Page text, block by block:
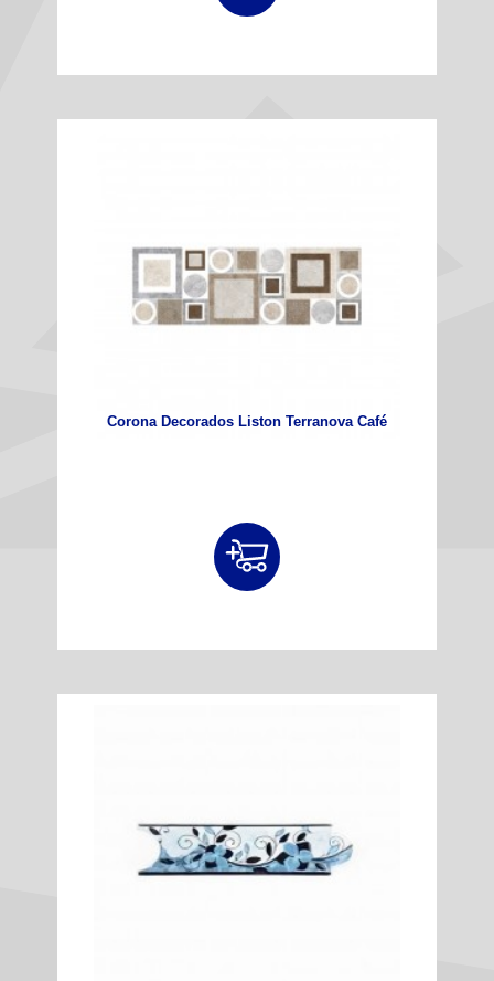
Corona Decorados Liston Terranova Café